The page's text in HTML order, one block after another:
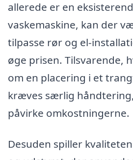
allerede er en
vaskemaskine, kan der
tilpasse rør og el-
øge prisen. Tilsvarende,
om en placering i et
kræves særlig
påvirke omkostningerne.
Desuden spiller